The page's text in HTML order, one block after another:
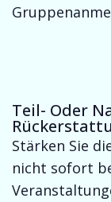
Teil- Oder
Stärken Sie
nicht sofort